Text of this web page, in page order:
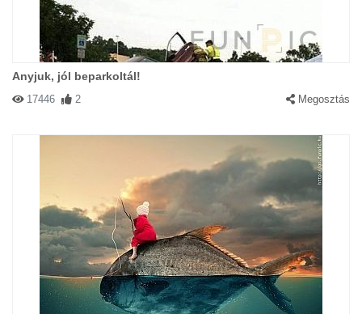
Anyjuk, jól beparkoltál!
17446 2 Megosztás